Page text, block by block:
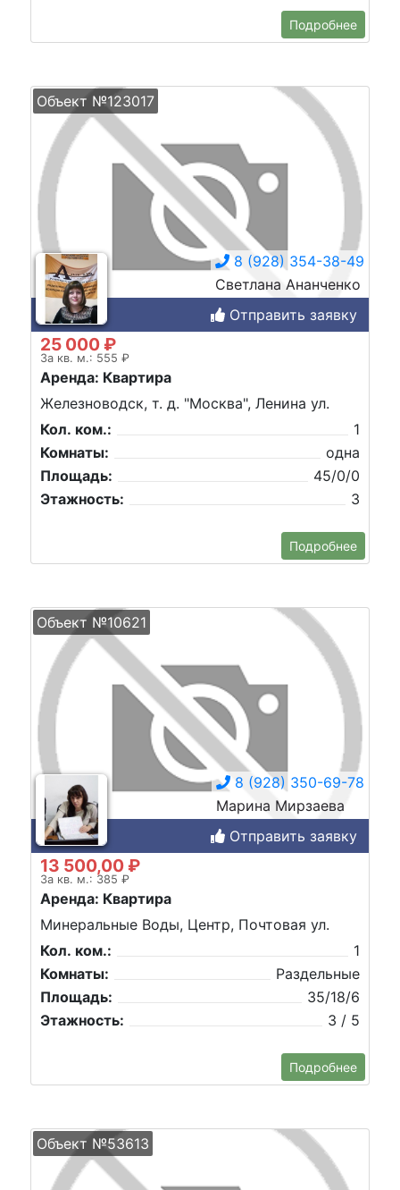
Подробнее
Объект №123017
8 (928) 354-38-49
Светлана Ананченко
Отправить заявку
25 000 ₽
За кв. м.: 555 ₽
Аренда: Квартира
Железноводск, т. д. "Москва", Ленина ул.
Кол. ком.:
1
Комнаты:
одна
Площадь:
45/0/0
Этажность:
3
Подробнее
Объект №10621
8 (928) 350-69-78
Марина Мирзаева
Отправить заявку
13 500,00 ₽
За кв. м.: 385 ₽
Аренда: Квартира
Минеральные Воды, Центр, Почтовая ул.
Кол. ком.:
1
Комнаты:
Раздельные
Площадь:
35/18/6
Этажность:
3 / 5
Подробнее
Объект №53613